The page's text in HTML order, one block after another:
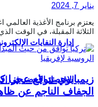
إدارة النفايات
الاقتصاد الأخضر في
يناير 7, 2024
الثلاثة المقبلة، في الوقت
زيمبابوي تتوقع
الجفاف الناجم عن